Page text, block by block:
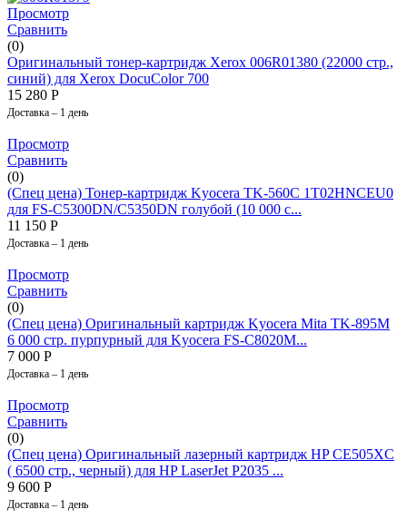
Просмотр
Сравнить
(0)
Оригинальный тонер-картридж Xerox 006R01380 (22000 стр.,
синий) для Xerox DocuColor 700
15 280 Р
Доставка – 1 день
Просмотр
Сравнить
(0)
(Спец цена) Тонер-картридж Kyocera TK-560C 1T02HNCEU0
для FS-C5300DN/C5350DN голубой (10 000 с...
11 150 Р
Доставка – 1 день
Просмотр
Сравнить
(0)
(Спец цена) Оригинальный картридж Kyocera Mita TK-895M
6 000 стр. пурпурный для Kyocera FS-C8020M...
7 000 Р
Доставка – 1 день
Просмотр
Сравнить
(0)
(Спец цена) Оригинальный лазерный картридж HP CE505XС
( 6500 стр., черный) для HP LaserJet P2035 ...
9 600 Р
Доставка – 1 день